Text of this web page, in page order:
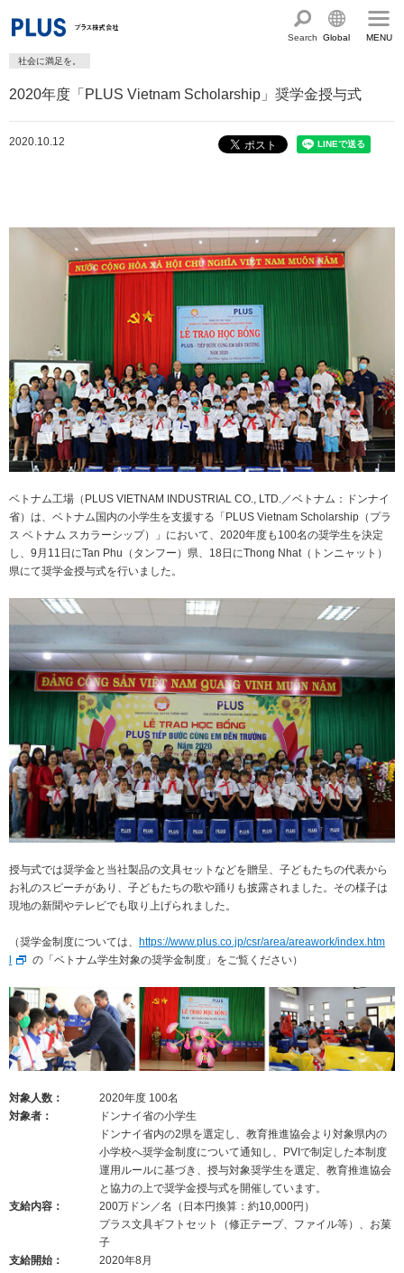
Search Global MENU
社会最適のあゆみ
コーポレート・ガバナンス
主な規程・方針、認証取得状況
私たちのアクション
「文具の環境配慮」への挑戦
「新たな働く環境づくり」への挑戦
「地域に根ざした学校づくり」への挑戦
これが私の社会最適
働く人に満足を。
社会に満足を。
地球環境に満足を。
強くしなやかな組織を築く。
サステナビリティ関連データ
数字でわかるプラスグループ
ESGパフォーマンスデータ
第三者保証
社外からの評価
編集方針・レポート・ニュース
編集方針
サステナビリティニュース
ニュースリリース
PLUSのココロ
グループ構成図
国内外拠点一覧
沿革・年代別トピックス
電子公告・決算公告
採用
ニュースリリース
カタログ・サポート
カタログ TOP
オフィス家具サイト サポートページ
文具・事務用品サイト サポートページ
ミーティングツールサイト サポートページ
お問い合わせ
企業TOP
オフィス空間・家具
文具・事務用品
ミーティングツール
流通
社会に満足を。
2020年度「PLUS Vietnam Scholarship」奨学金授与式
2020.10.12
ベトナム工場（PLUS VIETNAM INDUSTRIAL CO., LTD.／ベトナム：ドンナイ
省）は、ベトナム国内の小学生を支援する「PLUS Vietnam Scholarship（プラ
ス ベトナム スカラーシップ）」において、2020年度も100名の奨学生を決定
し、9月11日にTan Phu（タンフー）県、18日にThong Nhat（トンニャット）
県にて奨学金授与式を行いました。
授与式では奨学金と当社製品の文具セットなどを贈呈、子どもたちの代表から
お礼のスピーチがあり、子どもたちの歌や踊りも披露されました。その様子は
現地の新聞やテレビでも取り上げられました。
（奨学金制度については、 https://www.plus.co.jp/csr/area/areawork/index.htm
の「ベトナム学生対象の奨学金制度」をご覧ください）
対象人数：
2020年度 100名
対象者：
ドンナイ省の小学生
ドンナイ省内の2県を選定し、教育推進協会より対象県内の
小学校へ奨学金制度について通知し、PVIで制定した本制度
運用ルールに基づき、授与対象奨学生を選定、教育推進協会
と協力の上で奨学金授与式を開催しています。
支給内容：
200万ドン／名（日本円換算：約10,000円）
プラス文具ギフトセット（修正テープ、ファイル等）、お菓
子
支給開始：
2020年8月